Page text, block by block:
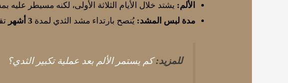
الألم: يشتد خلال الأيام الثلاثة الأولى، لكنه مسيطر
مدة لبس المشد: يُنصح بارتداء مشد الثدي لمدة 3 أشهر
للمزيد: كم يستمر الألم بعد عملية تكبير الثدي؟